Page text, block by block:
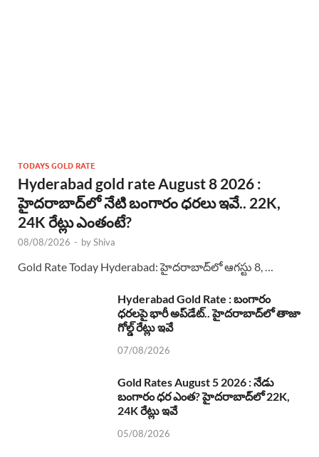
TODAYS GOLD RATE
Hyderabad gold rate August 8 2026 :
హైదరాబాద్‌లో నేటి బంగారం ధరలు ఇవే.. 22K,
24K రేట్లు ఎంతంటే?
08/08/2026 - byShiva
Gold Rate Today Hyderabad: హైదరాబాద్‌లో ఆగస్టు 8, …
Hyderabad Gold Rate : బంగారం
ధరలపై భారీ అప్‌డేట్.. హైదరాబాద్‌లో తాజా
గోల్డ్ రేట్లు ఇవే
07/08/2026
Gold Rates August 5 2026 : నేడు
బంగారం ధర ఎంత? హైదరాబాద్‌లో 22K,
24K రేట్లు ఇవే
05/08/2026